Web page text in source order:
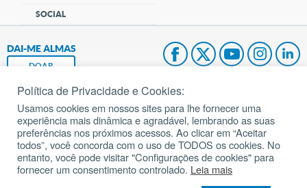
SOCIAL
DAI-ME ALMAS
DOAR
Fundação João Paulo II
Pedido de Oração
Mapa do site
Política de Privacidade e Cookies:
Usamos cookies em nossos sites para lhe fornecer uma
experiência mais dinâmica e agradável, lembrando as suas
preferências nos próximos acessos. Ao clicar em “Aceitar
todos”, você concorda com o uso de TODOS os cookies. No
entanto, você pode visitar "Configurações de cookies" para
fornecer um consentimento controlado. Leia mais